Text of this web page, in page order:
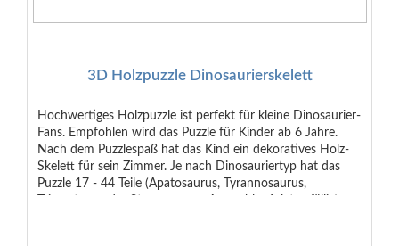
3D Holzpuzzle Dinosaurierskelett
Hochwertiges Holzpuzzle ist perfekt für kleine Dinosaurier-
Fans. Empfohlen wird das Puzzle für Kinder ab 6 Jahre.
Nach dem Puzzlespaß hat das Kind ein dekoratives Holz-
Skelett für sein Zimmer. Je nach Dinosauriertyp hat das
Puzzle 17 - 44 Teile (Apatosaurus, Tyrannosaurus,